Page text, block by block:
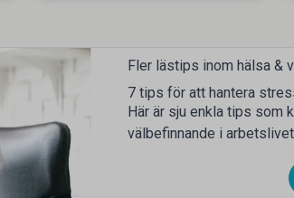
Fler lästips inom hälsa &
7 tips för att hantera
Här är sju enkla tips som
välbefinnande i